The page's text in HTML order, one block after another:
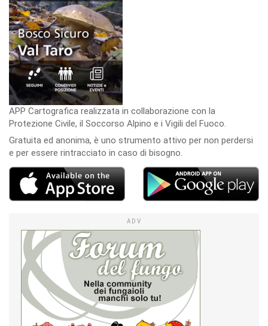
APP Cartografica realizzata in collaborazione con la
Protezione Civile, il Soccorso Alpino e i Vigili del Fuoco.
Gratuita ed anonima, è uno strumento attivo per non perdersi
e per essere rintracciato in caso di bisogno.
ADV